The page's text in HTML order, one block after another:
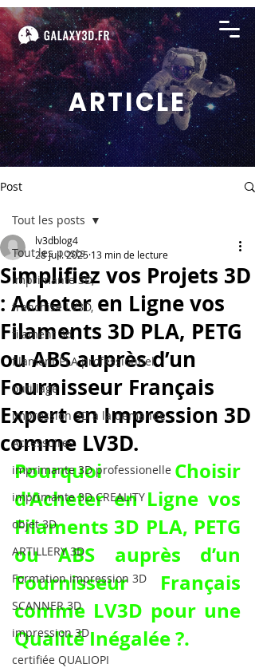
ARTICLE
Post
Tout les posts
imprimante 3D,
franchise LV3D,
filament 3d,
filament PLA professionnel
outillage
impression 3D à la demande
Accessoires
imprimante 3D professionelle
imprimante 3D CREALITY
objet 3D
ARTILLERY 3D
Formation impression 3D
SCANNER 3D
impression 3D
certifiée QUALIOPI
Tout les posts
Simplifiez vos Projets 3D
: Acheter en Ligne vos
Filaments 3D PLA, PETG
ou ABS auprès d’un
Fournisseur Français
Expert en Impression 3D
comme LV3D.
lv3dblog4
28 juil. 2025 13 min de lecture
Pourquoi Choisir
d'Acheter en Ligne vos
Filaments 3D PLA, PETG
ou ABS auprès d’un
Fournisseur Français
comme LV3D pour une
Qualité Inégalée ?.